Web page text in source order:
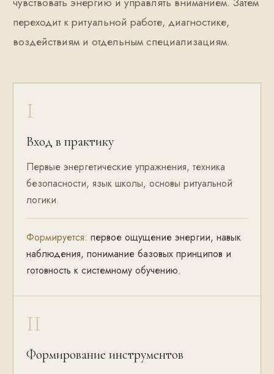
переходит к ритуальной работе, диагностике,
воздействиям и отдельным специализациям.
I
Вход в практику
Первые энергетические упражнения, техника
безопасности, язык школы, основы ритуальной
логики.
Формируется: первое ощущение энергии, навык
наблюдения, понимание базовых принципов и
готовность к системному обучению.
II
Формирование инструментов